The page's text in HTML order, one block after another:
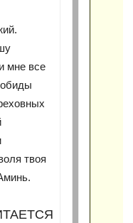
мне все
обиды
твоя